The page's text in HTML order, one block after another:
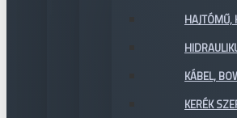
HAJTÓMŰ,
KÁBEL,
KERÉK